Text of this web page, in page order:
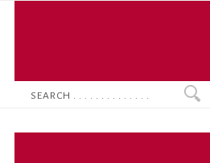
Search